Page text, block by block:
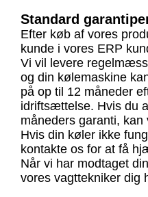
Standard
Efter køb af vores
kunde i vores ERP
Vi vil levere
og din kølemaskine
på op til 12 måneder
idriftsættelse. Hvis du
måneders garanti, kan
Hvis din køler ikke
kontakte os for at få
Når vi har modtaget
vores vagttekniker dig